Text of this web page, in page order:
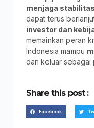
menjaga
dapat terus
investor dan
memainkan peran
Indonesia mampu
dan keluar sebagai
Share this post :
Facebook